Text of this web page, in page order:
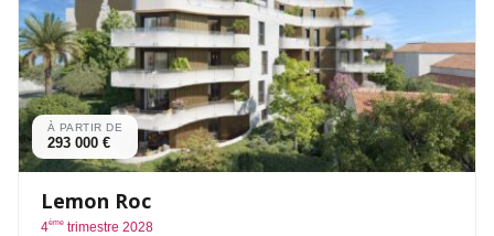
À PARTIR DE
293 000 €
Lemon Roc
4ème trimestre 2028